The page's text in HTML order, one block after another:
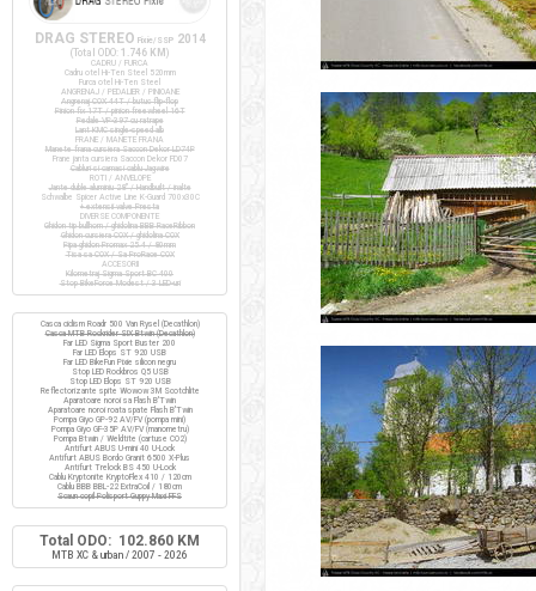
DRAG STEREO Fixie/SSP 2014
(Total ODO: 1.746 KM )
CADRU / FURCA
Cadru otel Hi-Ten Steel 520mm
Furca otel Hi-Ten Steel
ANGRENAJ / PEDALIER / PINIOANE
Angrenaj COX 44T / butuc flip-flop
Pinion fix 17T / pinion freewheel 16T
Pedale VP-397 cu ratrape
Lant KMC single-speed alb
FRANE / MANETE FRANA
Manete frana cursiera Saccon Dekor LD74P
Frane janta cursiera Saccon Dekor FD07
Cabluri si camasi cablu Jagwire
ROTI / ANVELOPE
Jante duble aluminiu 28" / Handbuilt / inalte
Schwalbe Spicer Active Line K-Guard 700x30C
+ extensii valve Presta
DIVERSE COMPONENTE
Ghidon tip bullhorn / ghidolina BBB RaceRibbon
Ghidon cursiera COX / ghidolina COX
Pipa ghidon Promax 25.4 / 80mm
Tisa sa COX / Sa ProRace COX
ACCESORII
Kilometraj Sigma Sport BC 400
Stop BikeForce Modest / 3 LED-uri
Casca ciclism Roadr 500 Van Rysel (Decathlon)
Casca MTB Rockrider SIX Btwin (Decathlon)
Far LED Sigma Sport Buster 200
Far LED Elops ST 920 USB
Far LED BikeFun Pixie silicon negru
Stop LED Rockbros Q5 USB
Stop LED Elops ST 920 USB
Reflectorizante spite Wowow 3M Scotchlite
Aparatoare noroi sa Flash B'Twin
Aparatoare noroi roata spate Flash B'Twin
Pompa Giyo GP-92 AV/FV (pompa mini)
Pompa Giyo GF-35P AV/FV (manometru)
Pompa Btwin / Weldtite (cartuse CO2)
Antifurt ABUS U-mini 40 U-Lock
Antifurt ABUS Bordo Granit 6500 X-Plus
Antifurt Trelock BS 450 U-Lock
Cablu Kryptonite KryptoFlex 410 / 120cm
Cablu BBB BBL-22 ExtraCoil / 180cm
Scaun copil Polisport Guppy Maxi FFS
Total ODO: 102.860 KM
MTB XC & urban / 2007 - 2026